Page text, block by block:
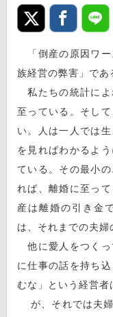
「倒産の原因ワー
族経営の弊害」であ
私たちの統計によ
至っている。そし
い。人は一人では
を見ればわかるよ
ている。その最小
れば、離婚に至っ
産は離婚の引き金
は、それまでの夫婦
他に愛人をつくっ
に仕事の話を持ち
むな」という経営者
が、それでは夫婦